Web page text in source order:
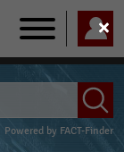
Main
navigation
Powered by FACT-Finder